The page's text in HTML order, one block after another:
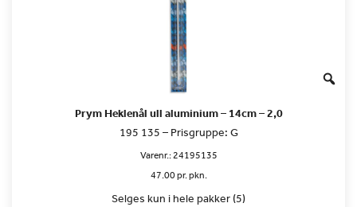
Prym Heklenål ull aluminium – 14cm – 2,0
195 135 – Prisgruppe: G
Varenr.:24195135
47.00 pr. pkn.
Selges kun i hele pakker (5)